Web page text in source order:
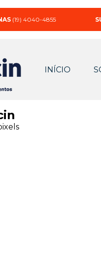
(19) 4040-4855
INÍCIO